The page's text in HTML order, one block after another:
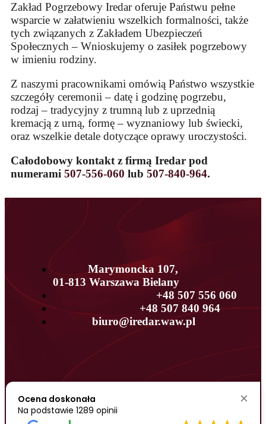
Zakład Pogrzebowy Iredar oferuje Państwu pełne
wsparcie w załatwieniu wszelkich formalności, także
tych związanych z Zakładem Ubezpieczeń
Społecznych – Wnioskujemy o zasiłek pogrzebowy
w imieniu rodziny.
Z naszymi pracownikami omówią Państwo wszystkie
szczegóły ceremonii – datę i godzinę pogrzebu,
rodzaj – tradycyjny z trumną lub z uprzednią
kremacją z urną, formę – wyznaniowy lub świecki,
oraz wszelkie detale dotyczące oprawy uroczystości.
Całodobowy kontakt z firmą Iredar pod
numerami 507-556-060 lub 507-840-964.
Marymoncka 107,
01-813 Warszawa Bielany
+48 507 556 060
Telefon do biura: +48 507 840 964
biuro@iredar.waw.pl
Ocena doskonała
Na podstawie 1289 opinii